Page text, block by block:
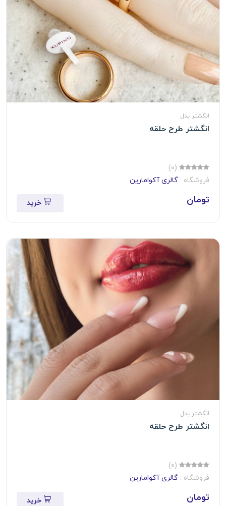
انگشتر بدل
انگشتر طرح حلقه
(0)
فروشگاه : گالری آکوامارین
تومان خرید
انگشتر بدل
انگشتر طرح حلقه
(0)
فروشگاه : گالری آکوامارین
تومان خرید